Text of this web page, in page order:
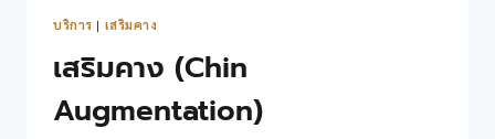
บริการ | เสริมคาง
เสริมคาง (Chin
Augmentation)